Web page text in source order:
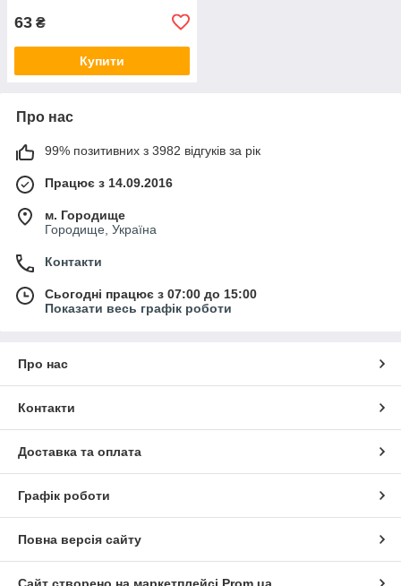
63 ₴
Купити
Про нас
99% позитивних з 3982 відгуків за рік
Працює з 14.09.2016
м. Городище
Городище, Україна
Контакти
Сьогодні працює з 07:00 до 15:00
Показати весь графік роботи
Про нас
Контакти
Доставка та оплата
Графік роботи
Повна версія сайту